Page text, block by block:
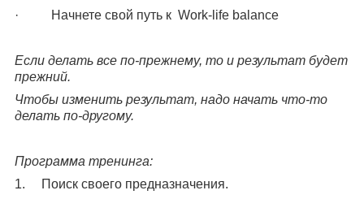
· Начнете свой путь к Work-life balance
Если делать все по-прежнему, то и результат будет
прежний.
Чтобы изменить результат, надо начать что-то
делать по-другому.
Программа тренинга:
1. Поиск своего предназначения.